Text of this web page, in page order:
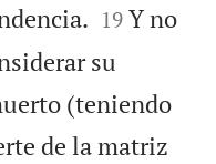


19 Y no
su
(teniendo
de la matriz